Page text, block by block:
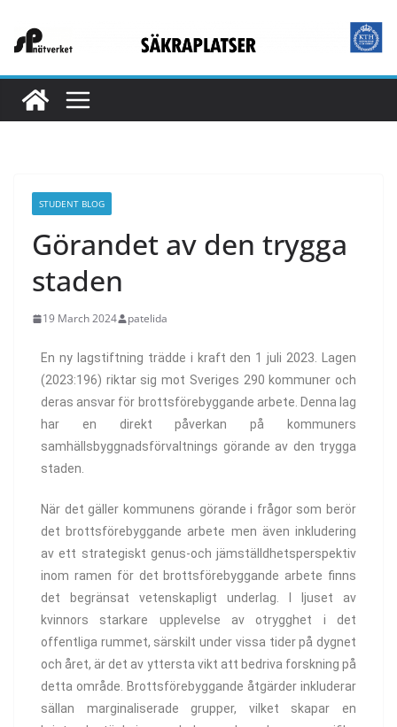
STUDENT BLOG
Görandet av den trygga
staden
19 March 2024 patelida
En ny lagstiftning trädde i kraft den 1 juli 2023. Lagen
(2023:196) riktar sig mot Sveriges 290 kommuner och
deras ansvar för brottsförebyggande arbete. Denna lag
har en direkt påverkan på kommuners
samhällsbyggnadsförvaltnings görande av den trygga
staden.
När det gäller kommunens görande i frågor som berör
det brottsförebyggande arbete men även inkludering
av ett strategiskt genus-och jämställdhetsperspektiv
inom ramen för det brottsförebyggande arbete finns
det begränsat vetenskapligt underlag. I ljuset av
kvinnors starkare upplevelse av otrygghet i det
offentliga rummet, särskilt under vissa tider på dygnet
och året, är det av yttersta vikt att bedriva forskning på
detta område. Brottsförebyggande åtgärder inkluderar
sällan marginaliserade grupper, vilket skapar en